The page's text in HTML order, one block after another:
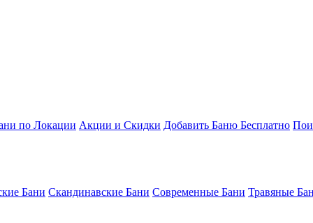
по Локации Акции и Скидки Добавить Баню Бесплатно
Бани Скандинавские Бани Современные Бани Травяные